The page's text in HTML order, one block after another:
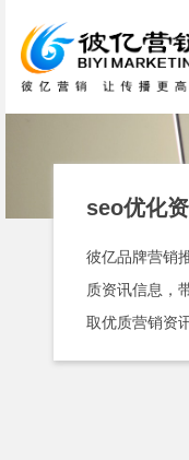
seo优化
彼亿品牌营销
质资讯信息，
取优质营销资